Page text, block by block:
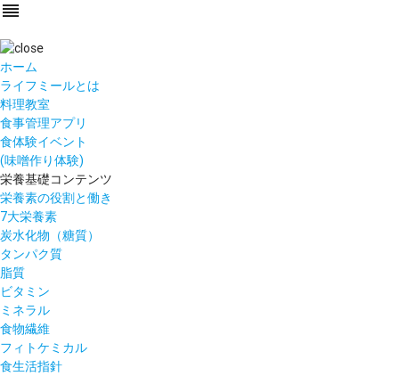
reorder
ホーム
ライフミールとは
料理教室
食事管理アプリ
食体験イベント
(味噌作り体験)
栄養基礎コンテンツ
栄養素の役割と働き
7大栄養素
炭水化物（糖質）
タンパク質
脂質
ビタミン
ミネラル
食物繊維
フィトケミカル
食生活指針